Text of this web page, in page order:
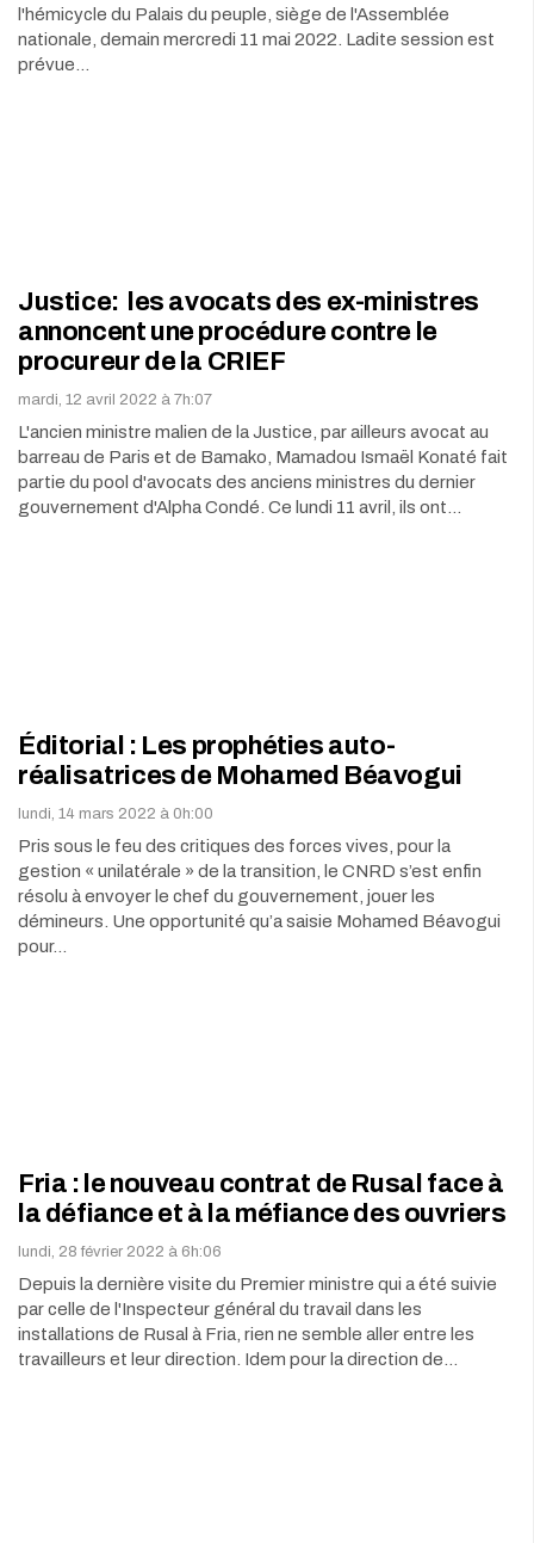
l'hémicycle du Palais du peuple, siège de l'Assemblée
nationale, demain mercredi 11 mai 2022. Ladite session est
prévue…
Justice: les avocats des ex-ministres
annoncent une procédure contre le
procureur de la CRIEF
mardi, 12 avril 2022 à 7h:07
L'ancien ministre malien de la Justice, par ailleurs avocat au
barreau de Paris et de Bamako, Mamadou Ismaël Konaté fait
partie du pool d'avocats des anciens ministres du dernier
gouvernement d'Alpha Condé. Ce lundi 11 avril, ils ont…
Éditorial : Les prophéties auto-
réalisatrices de Mohamed Béavogui
lundi, 14 mars 2022 à 0h:00
Pris sous le feu des critiques des forces vives, pour la
gestion « unilatérale » de la transition, le CNRD s’est enfin
résolu à envoyer le chef du gouvernement, jouer les
démineurs. Une opportunité qu’a saisie Mohamed Béavogui
pour…
Fria : le nouveau contrat de Rusal face à
la défiance et à la méfiance des ouvriers
lundi, 28 février 2022 à 6h:06
Depuis la dernière visite du Premier ministre qui a été suivie
par celle de l'Inspecteur général du travail dans les
installations de Rusal à Fria, rien ne semble aller entre les
travailleurs et leur direction. Idem pour la direction de…